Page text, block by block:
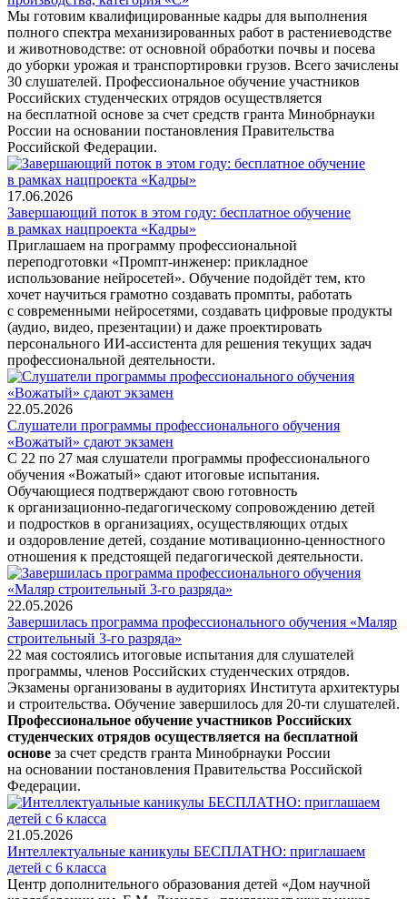
Мы готовим квалифицированные кадры для выполнения
полного спектра механизированных работ в растениеводстве
и животноводстве: от основной обработки почвы и посева
до уборки урожая и транспортировки грузов. Всего зачислены
30 слушателей. Профессиональное обучение участников
Российских студенческих отрядов осуществляется
на бесплатной основе за счет средств гранта Минобрнауки
России на основании постановления Правительства
Российской Федерации.
17.06.2026
Завершающий поток в этом году: бесплатное обучение
в рамках нацпроекта «Кадры»
Приглашаем на программу профессиональной
переподготовки «Промпт-инженер: прикладное
использование нейросетей». Обучение подойдёт тем, кто
хочет научиться грамотно создавать промпты, работать
с современными нейросетями, создавать цифровые продукты
(аудио, видео, презентации) и даже проектировать
персонального ИИ-ассистента для решения текущих задач
профессиональной деятельности.
22.05.2026
Слушатели программы профессионального обучения
«Вожатый» сдают экзамен
С 22 по 27 мая слушатели программы профессионального
обучения «Вожатый» сдают итоговые испытания.
Обучающиеся подтверждают свою готовность
к организационно-педагогическому сопровождению детей
и подростков в организациях, осуществляющих отдых
и оздоровление детей, создание мотивационно-ценностного
отношения к предстоящей педагогической деятельности.
22.05.2026
Завершилась программа профессионального обучения «Маляр
строительный 3-го разряда»
22 мая состоялись итоговые испытания для слушателей
программы, членов Российских студенческих отрядов.
Экзамены организованы в аудиториях Института архитектуры
и строительства. Обучение завершилось для 20-ти слушателей.
Профессиональное обучение участников Российских
студенческих отрядов осуществляется на бесплатной
основе за счет средств гранта Минобрнауки России
на основании постановления Правительства Российской
Федерации.
21.05.2026
Интеллектуальные каникулы БЕСПЛАТНО: приглашаем
детей с 6 класса
Центр дополнительного образования детей «Дом научной